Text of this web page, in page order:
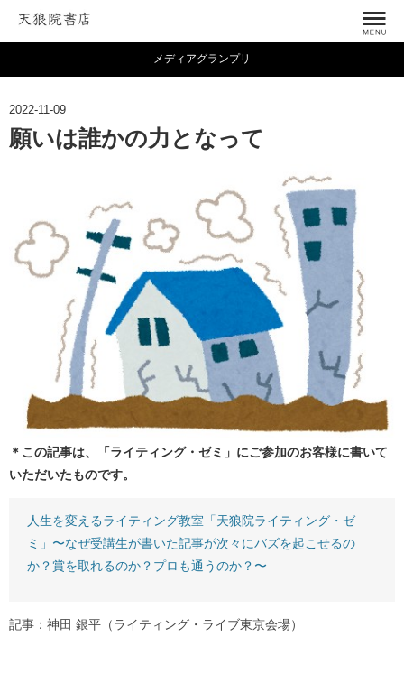
メディアグランプリ
2022-11-09
願いは誰かの力となって
＊この記事は、「ライティング・ゼミ」にご参加のお客様に書いて
いただいたものです。
人生を変えるライティング教室「天狼院ライティング・ゼ
ミ」〜なぜ受講生が書いた記事が次々にバズを起こせるの
か？賞を取れるのか？プロも通うのか？〜
記事：神田 銀平（ライティング・ライブ東京会場）